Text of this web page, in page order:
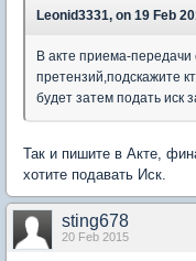
Leonid3331, on 19 Feb
В акте приема-передачи
претензий,подскажите
будет затем подать иск
Так и пишите в Акте,
хотите подавать Иск.
sting678
20 Feb 2015